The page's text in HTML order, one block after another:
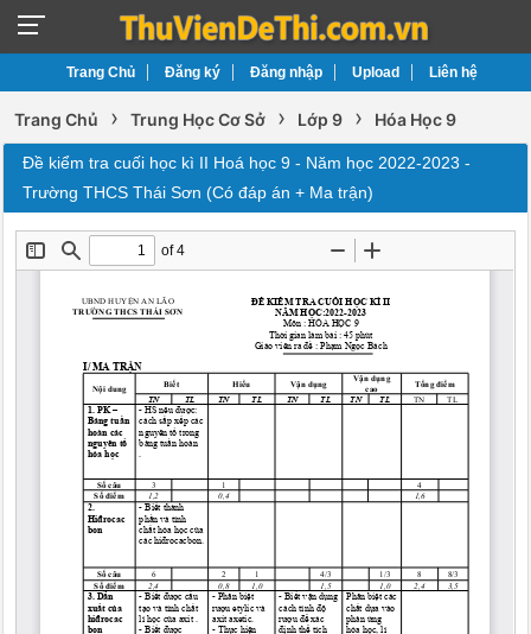
Trang Chủ Đăng ký Đăng nhập Upload Liên hệ
Trang Chủ › Trung Học Cơ Sở › Lớp 9 › Hóa Học 9
Đề kiểm tra cuối học kì II Hoá học 9 - Năm học 2022-2023 -
Trường THCS Thái Sơn (Có đáp án + Ma trận)